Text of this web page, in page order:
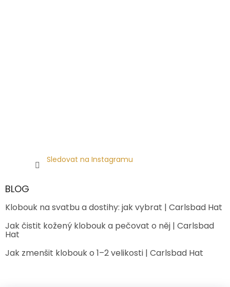
Sledovat na Instagramu
BLOG
Klobouk na svatbu a dostihy: jak vybrat | Carlsbad Hat
Jak čistit kožený klobouk a pečovat o něj | Carlsbad
Hat
Jak zmenšit klobouk o 1–2 velikosti | Carlsbad Hat